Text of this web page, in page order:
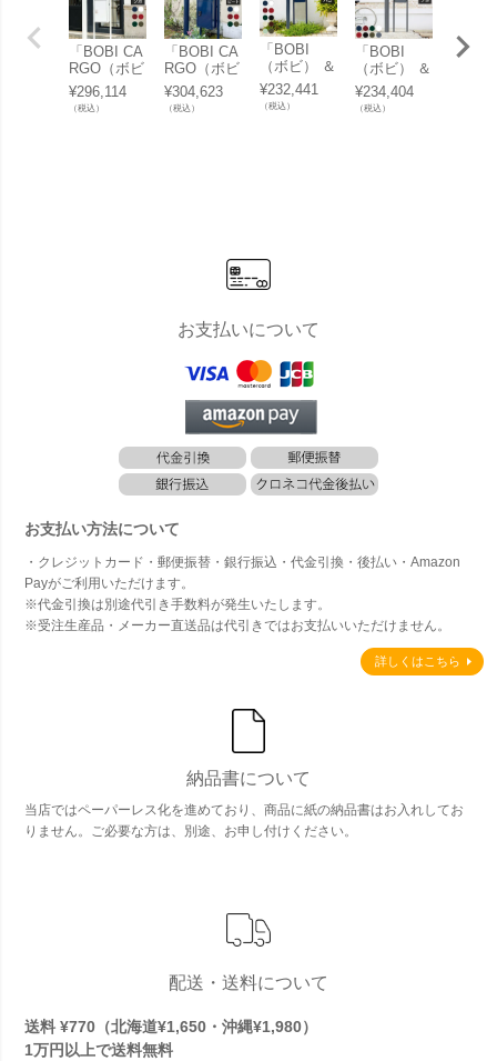
「BOBI CA
RGO（ボビ
カーゴ） ＆
門柱メリ＋
ソポ（照
¥296,114
（税込）
「BOBI CA
RGO（ボビ
カーゴ） ＆
門柱メリ＋
ピート（照
¥304,623
（税込）
「BOBI
（ボビ） ＆
門柱メリ＋
バロ（照
明）セッ
¥232,441
（税込）
「BOBI
（ボビ） ＆
門柱メリ＋
ソポ（照
明）セッ
¥234,404
（税込）
「
お支払いについて
お支払い方法について
・クレジットカード・郵便振替・銀行振込・代金引換・後払い・Amazon
Payがご利用いただけます。
※代金引換は別途代引き手数料が発生いたします。
※受注生産品・メーカー直送品は代引きではお支払いいただけません。
詳しくはこちら
納品書について
当店ではペーパーレス化を進めており、商品に紙の納品書はお入れしてお
りません。ご必要な方は、別途、お申し付けください。
配送・送料について
送料 ¥770（北海道¥1,650・沖縄¥1,980）
1万円以上で送料無料